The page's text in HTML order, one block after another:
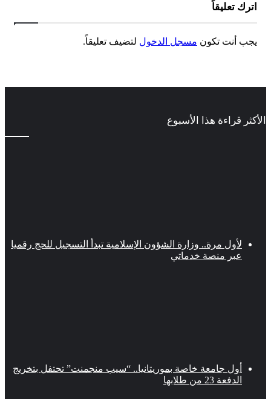
اترك تعليقاً
يجب أنت تكون مسجل الدخول لتضيف تعليقاً.
الأكثر قراءة هذا الأسبوع
لأول مرة.. وزارة الشؤون الإسلامية تبدأ التسجيل للحج رقميا
عبر منصة خدماتي
أول جامعة خاصة بموريتانيا.. “سيب منجمنت” تحتفل بتخريج
الدفعة 23 من طلابها